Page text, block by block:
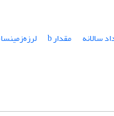
سالانه مقدار b